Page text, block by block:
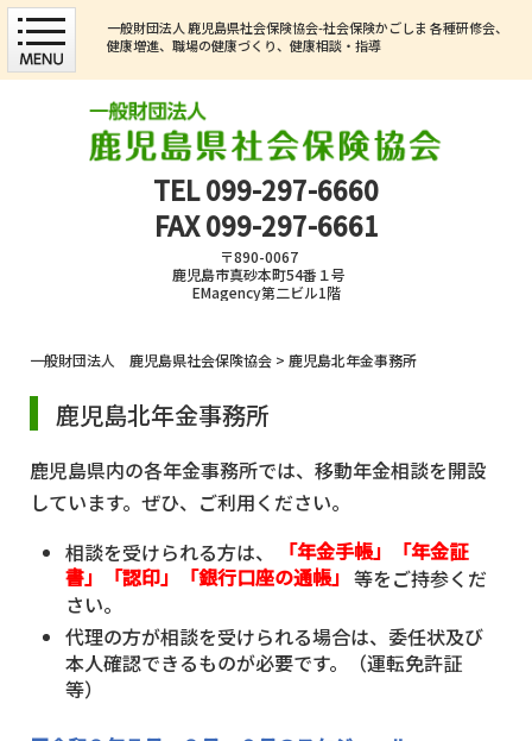
一般財団法人 鹿児島県社会保険協会-社会保険かごしま 各種研修会、
健康増進、職場の健康づくり、健康相談・指導
TEL099-297-6660
FAX 099-297-6661
〒890-0067
鹿児島市真砂本町54番１号
EMagency第二ビル1階
一般財団法人 鹿児島県社会保険協会 > 鹿児島北年金事務所
鹿児島北年金事務所
鹿児島県内の各年金事務所では、移動年金相談を開設
しています。ぜひ、ご利用ください。
相談を受けられる方は、
「年金手帳」「年金証
書」「認印」「銀行口座の通帳」 等をご持参くだ
さい。
代理の方が相談を受けられる場合は、委任状及び
本人確認できるものが必要です。（運転免許証
等）